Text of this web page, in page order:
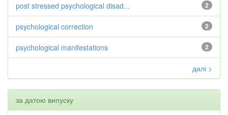
2
post stressed psychological disad...
2
psychological correction
2
psychological manifestations
далі >
за датою випуску